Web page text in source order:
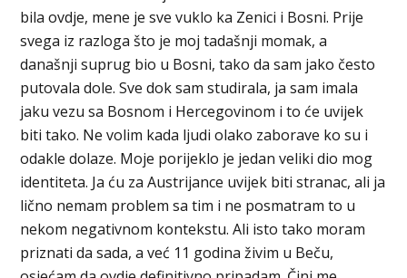
bila ovdje, mene je sve vuklo ka Zenici i Bosni. Prije
svega iz razloga što je moj tadašnji momak, a
današnji suprug bio u Bosni, tako da sam jako često
putovala dole. Sve dok sam studirala, ja sam imala
jaku vezu sa Bosnom i Hercegovinom i to će uvijek
biti tako. Ne volim kada ljudi olako zaborave ko su i
odakle dolaze. Moje porijeklo je jedan veliki dio mog
identiteta. Ja ću za Austrijance uvijek biti stranac, ali ja
lično nemam problem sa tim i ne posmatram to u
nekom negativnom kontekstu. Ali isto tako moram
priznati da sada, a već 11 godina živim u Beču,